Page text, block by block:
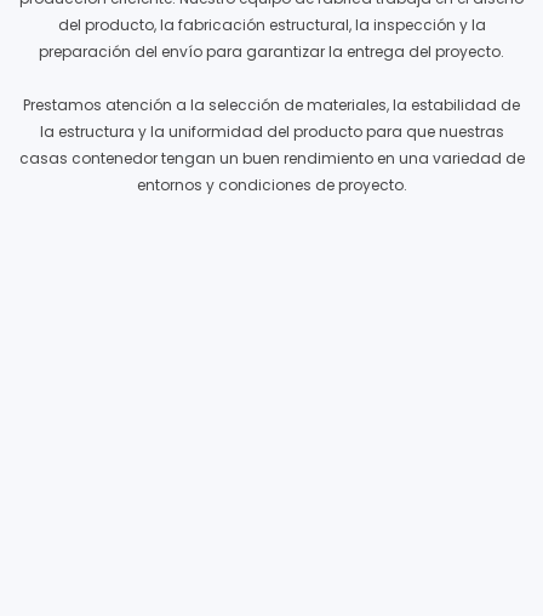
del producto, la fabricación estructural, la inspección y la
preparación del envío para garantizar la entrega del proyecto.
Prestamos atención a la selección de materiales, la estabilidad de
la estructura y la uniformidad del producto para que nuestras
casas contenedor tengan un buen rendimiento en una variedad de
entornos y condiciones de proyecto.